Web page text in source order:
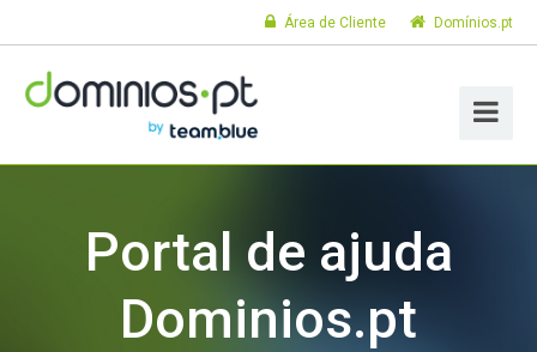
Domínios.pt
Área de Cliente
Portal de ajuda
Dominios.pt